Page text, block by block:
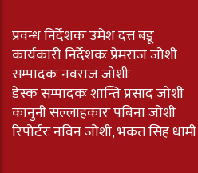
प्रवन्ध निर्देशकः उमेश दत्त बडू
कार्यकारी निर्देशकः प्रेमराज जोशी
सम्पादकः नवराज जोशीः
डेस्क सम्पादकः शान्ति प्रसाद जोशी
कानुनी सल्लाहकारः पबिना जोशी
रिपोर्टरः नविन जोशी, भकत सिह